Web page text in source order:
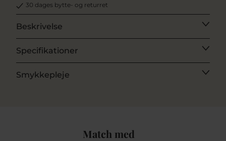
30 dages bytte- og returret
Beskrivelse
Specifikationer
Smykkepleje
Match med